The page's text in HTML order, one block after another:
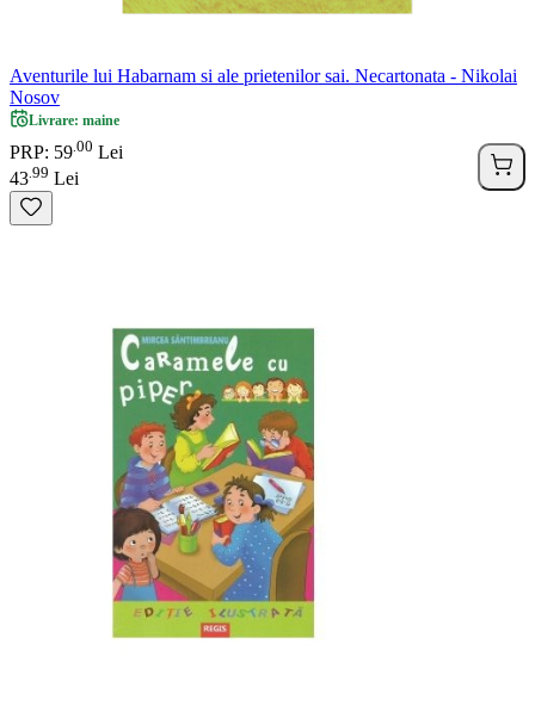
Aventurile lui Habarnam si ale prietenilor sai. Necartonata - Nikolai
Nosov
Livrare: maine
PRP: 59 00 Lei
43 99 Lei